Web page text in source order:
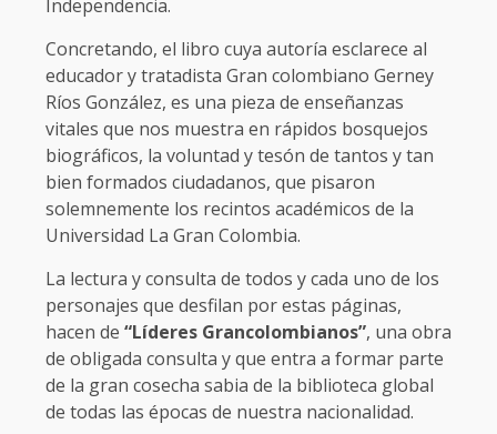
Independencia.
Concretando, el libro cuya autoría esclarece al
educador y tratadista Gran colombiano Gerney
Ríos González, es una pieza de enseñanzas
vitales que nos muestra en rápidos bosquejos
biográficos, la voluntad y tesón de tantos y tan
bien formados ciudadanos, que pisaron
solemnemente los recintos académicos de la
Universidad La Gran Colombia.
La lectura y consulta de todos y cada uno de los
personajes que desfilan por estas páginas,
hacen de “Líderes Grancolombianos”, una obra
de obligada consulta y que entra a formar parte
de la gran cosecha sabia de la biblioteca global
de todas las épocas de nuestra nacionalidad.